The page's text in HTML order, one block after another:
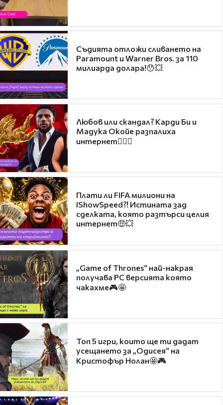
Съдията отложи сливането на
Paramount и Warner Bros. за 110
милиарда долара!😯💥
Любов или скандал? Карди Би и
Мадука Окойе разпалиха
интернет❤️‍🔥🔥
Плати ли FIFA милиони на
IShowSpeed?! Истината зад
сделката, която разтърси целия
интернет🤑💥
„Game of Thrones“ най-накрая
получава PC версията която
чакахме🎮🤩
Топ 5 игри, които ще ти дадат
усещането за „Одисея“ на
Кристофър Нолан🤩🎮